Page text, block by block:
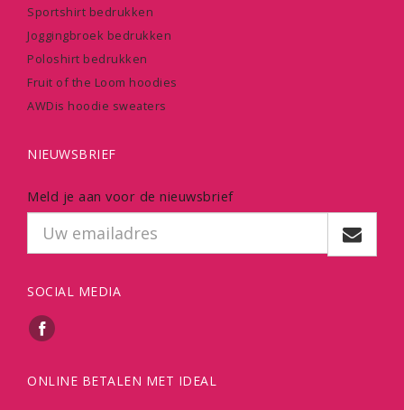
Sportshirt bedrukken
Joggingbroek bedrukken
Poloshirt bedrukken
Fruit of the Loom hoodies
AWDis hoodie sweaters
NIEUWSBRIEF
Meld je aan voor de nieuwsbrief
SOCIAL MEDIA
ONLINE BETALEN MET IDEAL